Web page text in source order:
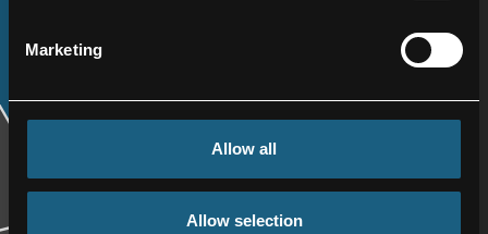
Marketing
Allow all
Allow selection
EASA
PART 21-G